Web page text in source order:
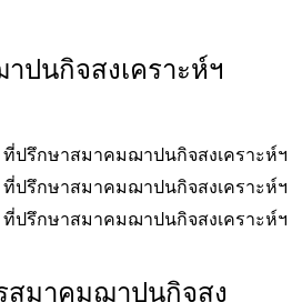
ปนกิจสงเคราะห์ฯ
ที่ปรึกษาสมาคมฌาปนกิจสงเคราะห์ฯ
ที่ปรึกษาสมาคมฌาปนกิจสงเคราะห์ฯ
ที่ปรึกษาสมาคมฌาปนกิจสงเคราะห์ฯ
สมาคมฌาปนกิจสง